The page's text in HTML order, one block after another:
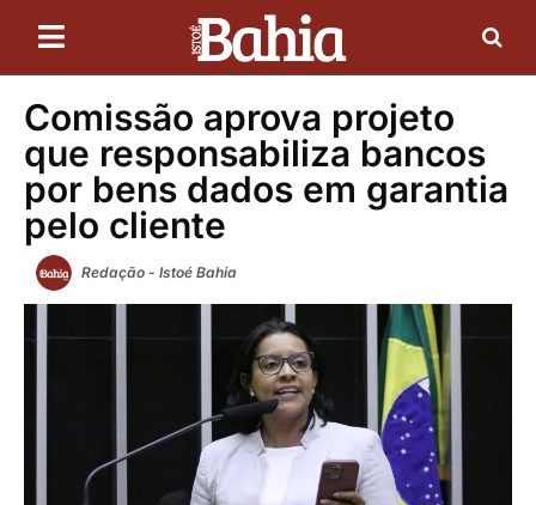
Comissão aprova projeto
que responsabiliza bancos
por bens dados em garantia
pelo cliente
Redação - Istoé Bahia